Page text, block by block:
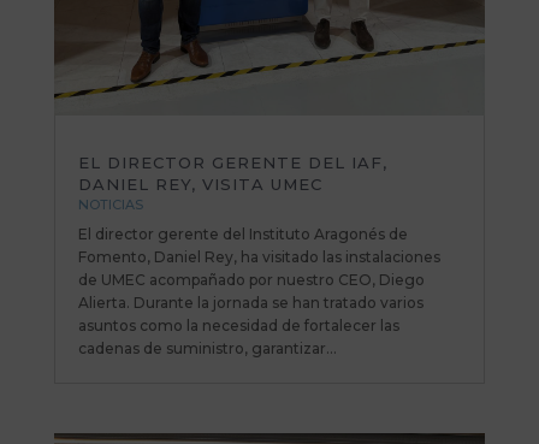
EL DIRECTOR GERENTE DEL IAF,
DANIEL REY, VISITA UMEC
NOTICIAS
El director gerente del Instituto Aragonés de
Fomento, Daniel Rey, ha visitado las instalaciones
de UMEC acompañado por nuestro CEO, Diego
Alierta. Durante la jornada se han tratado varios
asuntos como la necesidad de fortalecer las
cadenas de suministro, garantizar...